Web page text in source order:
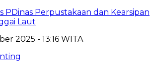
PDinas Perpustakaan dan Kearsipan
Laut
2025 - 13:16 WITA